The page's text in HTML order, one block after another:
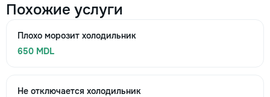
Похожие услуги
Плохо морозит холодильник
650 MDL
Не отключается холодильник